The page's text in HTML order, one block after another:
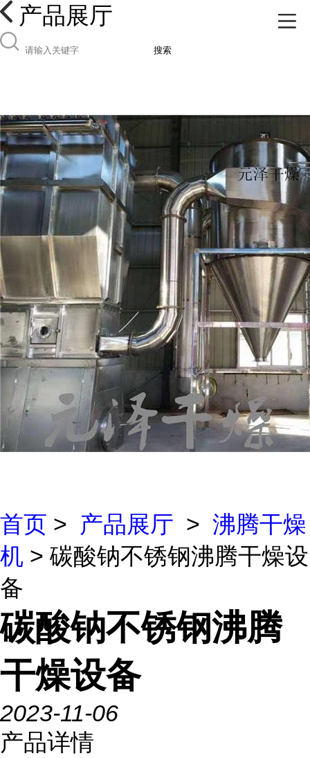
产品展厅
搜索
首页 > 产品展厅 > 沸腾干燥
机 > 碳酸钠不锈钢沸腾干燥设
备
碳酸钠不锈钢沸腾
干燥设备
2023-11-06
产品详情